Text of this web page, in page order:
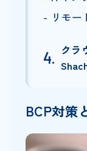
リモー
クラ
BCP対策